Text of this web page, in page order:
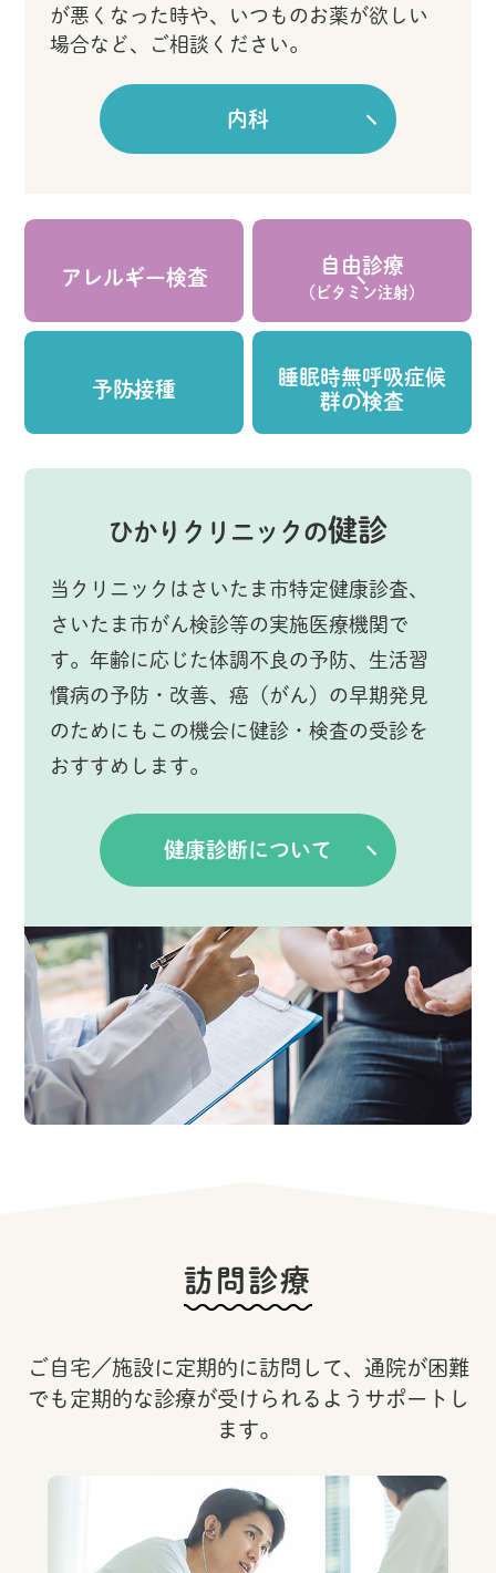
が悪くなった時や、いつものお薬が欲しい
場合など、ご相談ください。
内科
アレルギー検査
自由診療
（ビタミン注射）
予防接種
睡眠時無呼吸症候
群の検査
ひかりクリニックの健診
当クリニックはさいたま市特定健康診査、
さいたま市がん検診等の実施医療機関で
す。年齢に応じた体調不良の予防、生活習
慣病の予防・改善、癌（がん）の早期発見
のためにもこの機会に健診・検査の受診を
おすすめします。
健康診断について
訪問診療
ご自宅／施設に定期的に訪問して、通院が困難
でも定期的な診療が受けられるようサポートし
ます。